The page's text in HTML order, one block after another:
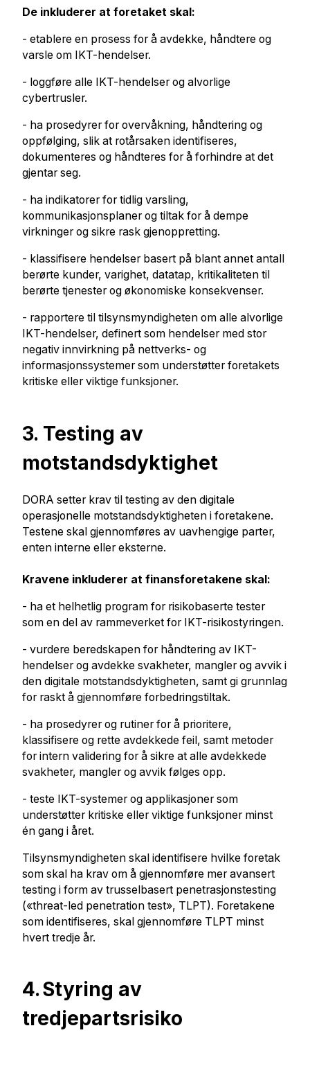
De inkluderer at foretaket skal:
- etablere en prosess for å avdekke, håndtere og
varsle om IKT-hendelser.
- loggføre alle IKT-hendelser og alvorlige
cybertrusler.
- ha prosedyrer for overvåkning, håndtering og
oppfølging, slik at rotårsaken identifiseres,
dokumenteres og håndteres for å forhindre at det
gjentar seg.
- ha indikatorer for tidlig varsling,
kommunikasjonsplaner og tiltak for å dempe
virkninger og sikre rask gjenoppretting.
- klassifisere hendelser basert på blant annet antall
berørte kunder, varighet, datatap, kritikaliteten til
berørte tjenester og økonomiske konsekvenser.
- rapportere til tilsynsmyndigheten om alle alvorlige
IKT-hendelser, definert som hendelser med stor
negativ innvirkning på nettverks- og
informasjonssystemer som understøtter foretakets
kritiske eller viktige funksjoner.
3. Testing av
motstandsdyktighet
DORA setter krav til testing av den digitale
operasjonelle motstandsdyktigheten i foretakene.
Testene skal gjennomføres av uavhengige parter,
enten interne eller eksterne.
Kravene inkluderer at finansforetakene skal:
- ha et helhetlig program for risikobaserte tester
som en del av rammeverket for IKT-risikostyringen.
- vurdere beredskapen for håndtering av IKT-
hendelser og avdekke svakheter, mangler og avvik i
den digitale motstandsdyktigheten, samt gi grunnlag
for raskt å gjennomføre forbedringstiltak.
- ha prosedyrer og rutiner for å prioritere,
klassifisere og rette avdekkede feil, samt metoder
for intern validering for å sikre at alle avdekkede
svakheter, mangler og avvik følges opp.
- teste IKT-systemer og applikasjoner som
understøtter kritiske eller viktige funksjoner minst
én gang i året.
Tilsynsmyndigheten skal identifisere hvilke foretak
som skal ha krav om å gjennomføre mer avansert
testing i form av trusselbasert penetrasjonstesting
(«threat-led penetration test», TLPT). Foretakene
som identifiseres, skal gjennomføre TLPT minst
hvert tredje år.
4.Styring av
tredjepartsrisiko